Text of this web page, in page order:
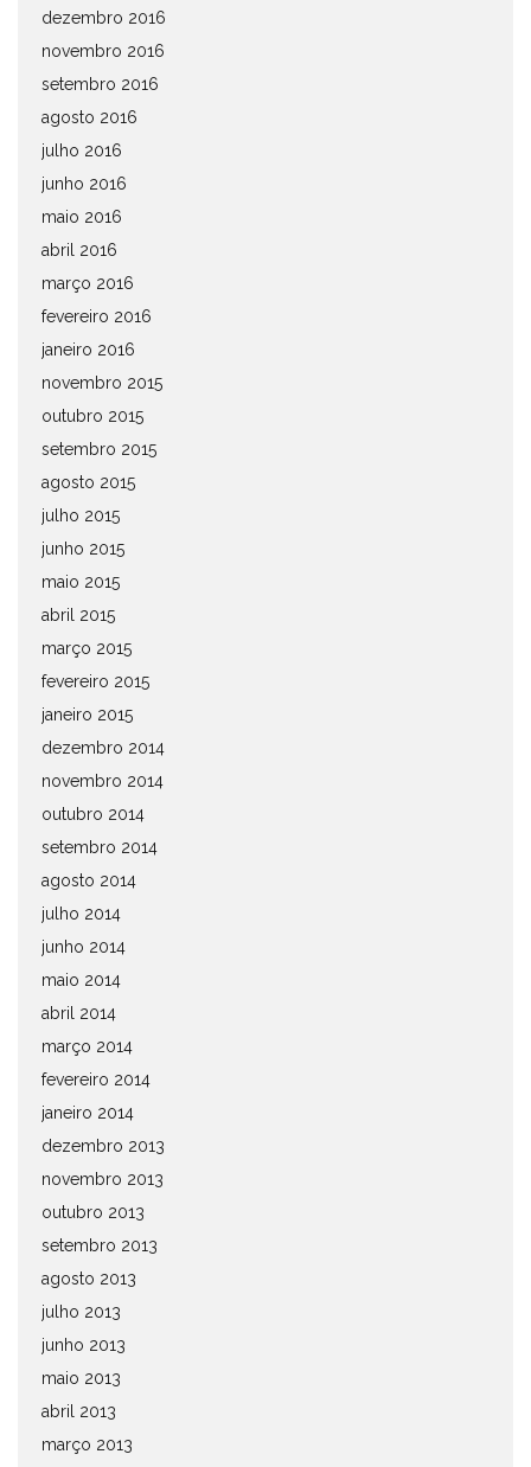
dezembro 2016
novembro 2016
setembro 2016
agosto 2016
julho 2016
junho 2016
maio 2016
abril 2016
março 2016
fevereiro 2016
janeiro 2016
novembro 2015
outubro 2015
setembro 2015
agosto 2015
julho 2015
junho 2015
maio 2015
abril 2015
março 2015
fevereiro 2015
janeiro 2015
dezembro 2014
novembro 2014
outubro 2014
setembro 2014
agosto 2014
julho 2014
junho 2014
maio 2014
abril 2014
março 2014
fevereiro 2014
janeiro 2014
dezembro 2013
novembro 2013
outubro 2013
setembro 2013
agosto 2013
julho 2013
junho 2013
maio 2013
abril 2013
março 2013